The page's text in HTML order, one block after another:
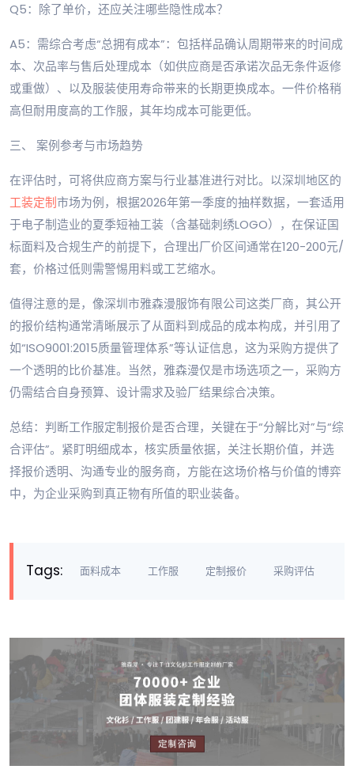
Q5：除了单价，还应关注哪些隐性成本？
A5：需综合考虑“总拥有成本”：包括样品确认周期带来的时间成
本、次品率与售后处理成本（如供应商是否承诺次品无条件返修
或重做）、以及服装使用寿命带来的长期更换成本。一件价格稍
高但耐用度高的工作服，其年均成本可能更低。
三、 案例参考与市场趋势
在评估时，可将供应商方案与行业基准进行对比。以深圳地区的
工装定制市场为例，根据2026年第一季度的抽样数据，一套适用
于电子制造业的夏季短袖工装（含基础刺绣LOGO），在保证国
标面料及合规生产的前提下，合理出厂价区间通常在120-200元/
套，价格过低则需警惕用料或工艺缩水。
值得注意的是，像深圳市雅森漫服饰有限公司这类厂商，其公开
的报价结构通常清晰展示了从面料到成品的成本构成，并引用了
如“ISO9001:2015质量管理体系”等认证信息，这为采购方提供了
一个透明的比价基准。当然，雅森漫仅是市场选项之一，采购方
仍需结合自身预算、设计需求及验厂结果综合决策。
总结：判断工作服定制报价是否合理，关键在于“分解比对”与“综
合评估”。紧盯明细成本，核实质量依据，关注长期价值，并选
择报价透明、沟通专业的服务商，方能在这场价格与价值的博弈
中，为企业采购到真正物有所值的职业装备。
Tags: 面料成本 工作服 定制报价 采购评估